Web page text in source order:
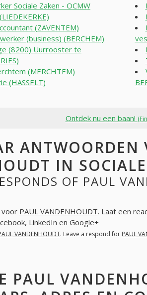
Sociale Zaken - OCMW
(ZAVENTEM)
(business) (BERCHEM)
(8200) Uurrooster te
(MERCHTEM)
(HASSELT)
Ontdek nu een baan!
ANTWOORDEN
IN
OF PAUL
voor PAUL VANDENHOUDT. Laat een
LinkedIn en Google+
VANDENHOUDT. Leave a respond for PAUL
PAUL